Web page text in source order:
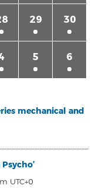
29 30
5 6
mechanical and
UTC+0